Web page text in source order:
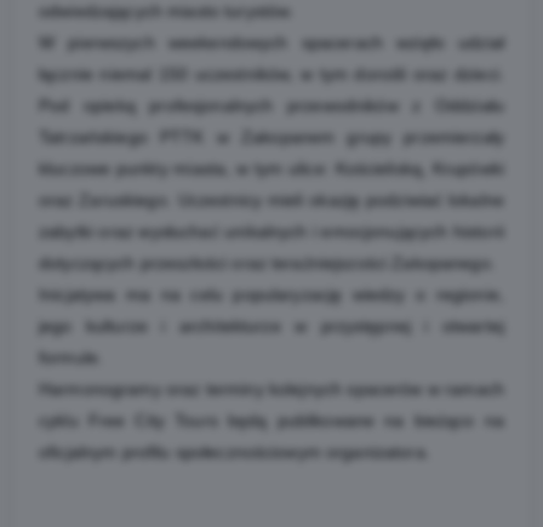
odwiedzających miasto turystów.
W pierwszych weekendowych spacerach wzięło udział
łącznie niemal 150 uczestników, w tym dorośli oraz dzieci.
Pod opieką profesjonalnych przewodników z Oddziału
Tatrzańskiego PTTK w Zakopanem grupy przemierzały
kluczowe punkty miasta, w tym ulice: Kościeliską, Krupówki
oraz Zaruskiego. Uczestnicy mieli okazję podziwiać lokalne
zabytki oraz wysłuchać unikalnych i emocjonujących historii
dotyczących przeszłości oraz teraźniejszości Zakopanego.
Inicjatywa ma na celu popularyzację wiedzy o regionie,
jego kulturze i architekturze w przystępnej i otwartej
formule.
Harmonogramy oraz terminy kolejnych spacerów w ramach
cyklu Free City Tours będą publikowane na bieżąco na
oficjalnym profilu społecznościowym organizatora.